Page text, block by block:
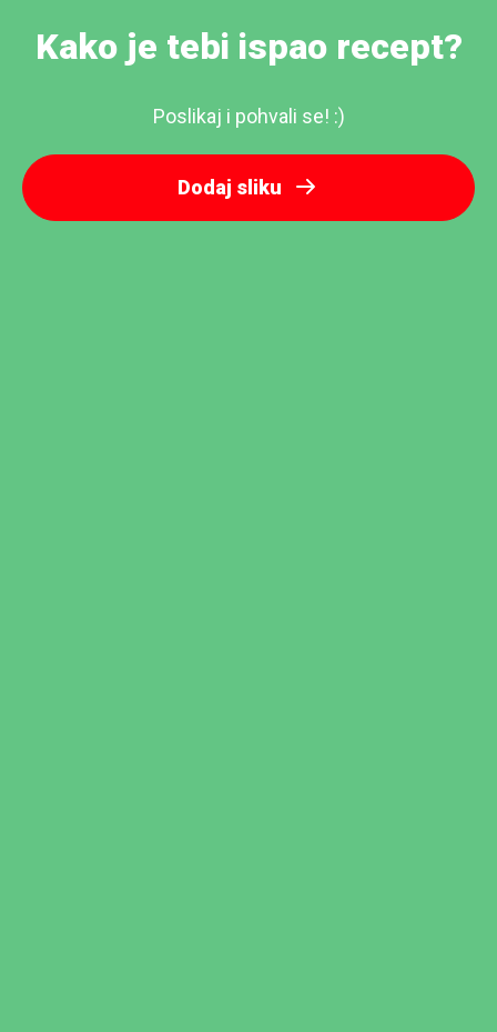
Kako je tebi ispao recept?
Poslikaj i pohvali se! :)
Dodaj sliku